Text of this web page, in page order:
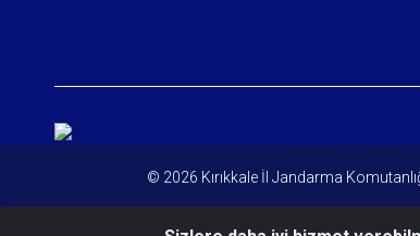
© 2026 Kırıkkale İl Jandarma